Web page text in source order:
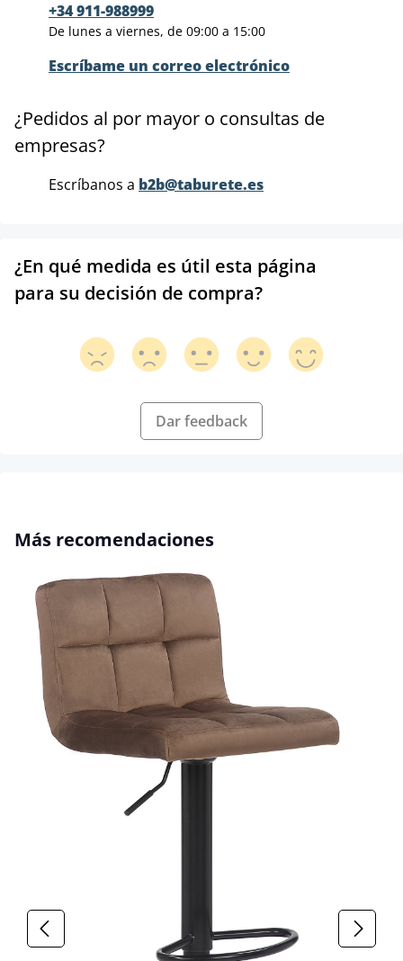
+34 911-988999
De lunes a viernes, de 09:00 a 15:00
Escríbame un correo electrónico
¿Pedidos al por mayor o consultas de
empresas?
Escríbanos a b2b@taburete.es
¿En qué medida es útil esta página
para su decisión de compra?
Dar feedback
Omitir la galería de productos
Más recomendaciones